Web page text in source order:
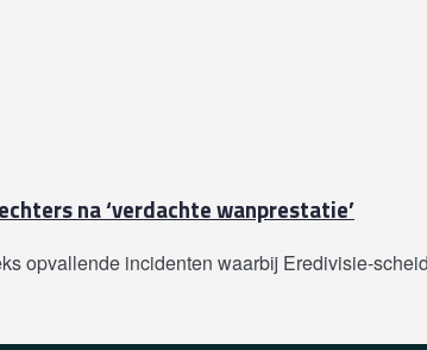
na ‘verdachte wanprestatie’
opvallende incidenten waarbij Eredivisie-